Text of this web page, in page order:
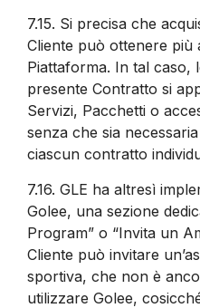
7.15. Si precisa che
Cliente può ottenere più
Piattaforma. In tal caso,
presente Contratto si
Servizi, Pacchetti o
senza che sia
ciascun contratto
7.16. GLE ha altresì
Golee, una sezione
Program” o “Invita un
Cliente può invitare
sportiva, che non è
utilizzare Golee,